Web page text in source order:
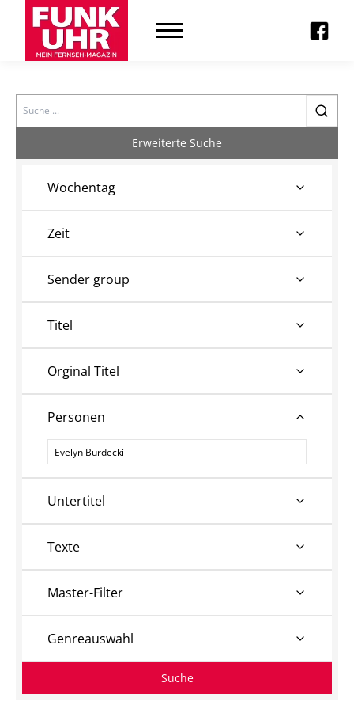
Search
Erweiterte Suche
Wochentag
Zeit
Sender group
Titel
Orginal Titel
Personen
Personen
Untertitel
Texte
Master-Filter
Genreauswahl
Suche